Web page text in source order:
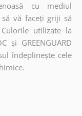
cu mediul
vă faceți griji să
utilizate la
și GREENGUARD
îndeplinește cele